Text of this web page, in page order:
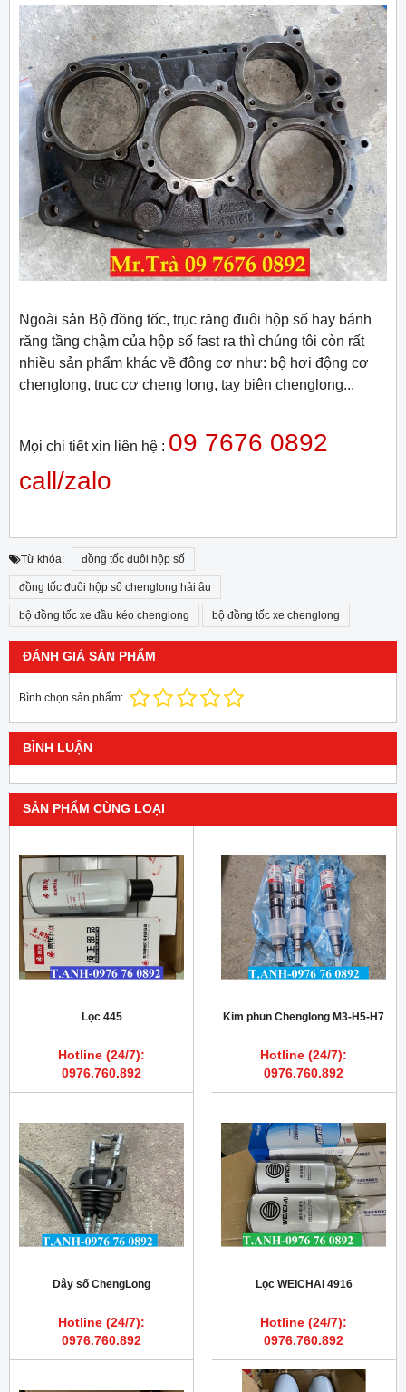
Ngoài sản Bộ đồng tốc, trục răng đuôi hộp số hay bánh
răng tầng chậm của hộp số fast ra thì chúng tôi còn rất
nhiều sản phẩm khác về đông cơ như: bộ hơi động cơ
chenglong, trục cơ cheng long, tay biên chenglong...
Mọi chi tiết xin liên hệ : 09 7676 0892
call/zalo
Từ khóa: đồng tốc đuôi hộp số
đồng tốc đuôi hộp số chenglong hải âu
bộ đồng tốc xe đầu kéo chenglong bộ đồng tốc xe chenglong
ĐÁNH GIÁ SẢN PHẨM
Bình chọn sản phẩm:
BÌNH LUẬN
SẢN PHẨM CÙNG LOẠI
Lọc 445
Hotline (24/7):
0976.760.892
Kim phun Chenglong M3-H5-H7
Hotline (24/7):
0976.760.892
Dây số ChengLong
Hotline (24/7):
0976.760.892
Lọc WEICHAI 4916
Hotline (24/7):
0976.760.892